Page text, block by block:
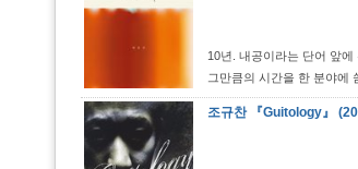
10년. 내공이라는 단어 앞
그만큼의 시간을 한 분야에
조규찬 『Guitology』